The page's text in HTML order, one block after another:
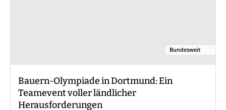
Bundesweit
Bauern-Olympiade in Dortmund: Ein
Teamevent voller ländlicher
Herausforderungen